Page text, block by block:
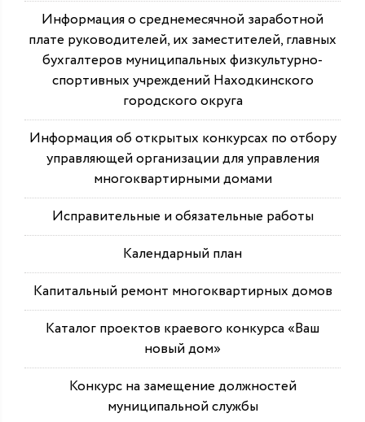
Информация о среднемесячной заработной
плате руководителей, их заместителей, главных
бухгалтеров муниципальных физкультурно-
спортивных учреждений Находкинского
городского округа
Информация об открытых конкурсах по отбору
управляющей организации для управления
многоквартирными домами
Исправительные и обязательные работы
Календарный план
Капитальный ремонт многоквартирных домов
Каталог проектов краевого конкурса «Ваш
новый дом»
Конкурс на замещение должностей
муниципальной службы